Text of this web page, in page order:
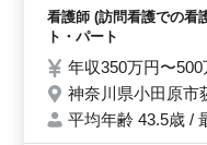
ルチェ
す♪ ☆
輩スタ
♪
看護師 (訪問看護での看
ト・パート
年収350万円〜
神奈川県小田原市
平均年齢 43.5歳 /